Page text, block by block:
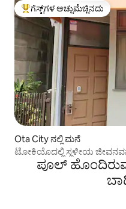
ಗೆಸ್ಟ್‌ಗಳಿಗೆ ಅತಿ ಹೆಚ್ಚು
ಗೆಸ್ಟ್‌ಗಳ ಅಚ್ಚುಮೆಚ್ಚಿನದು
Ota City ನಲ್ಲಿ ಮನೆ
ಟೋಕಿಯೊದಲ್ಲಿ ಸ್ಥಳೀಯ
ಪೂಲ್